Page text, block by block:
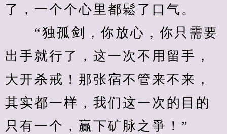
了，一个个心里都鬆了口气。
“独孤剑，你放心，你只需要
出手就行了，这一次不用留手，
大开杀戒！那张宿不管来不来，
其实都一样，我们这一次的目的
只有一个，贏下矿脉之爭！”